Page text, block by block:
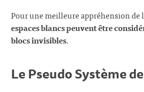
Pour une meilleure appréhension de
espaces blancs peuvent être
blocs invisibles.
Le Pseudo Système